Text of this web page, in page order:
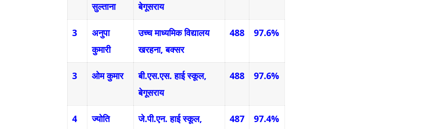
सुल्ताना
बेगूसराय
3
अनुपा
कुमारी
उच्च माध्यमिक विद्यालय
खरहना, बक्सर
488 97.6%
3 ओम कुमार
बी.एस.एस. हाई स्कूल,
बेगूसराय
488 97.6%
4
ज्योति
जे.पी.एन. हाई स्कूल,
487 97.4%